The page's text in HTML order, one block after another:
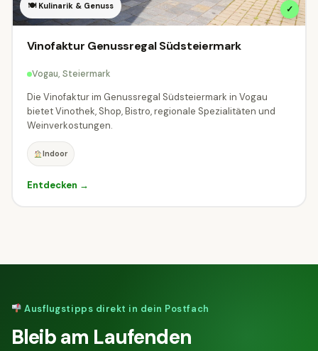
🍽 Kulinarik & Genuss ✓
Vinofaktur Genussregal Südsteiermark
Vogau, Steiermark
Die Vinofaktur im Genussregal Südsteiermark in Vogau
bietet Vinothek, Shop, Bistro, regionale Spezialitäten und
Weinverkostungen.
Indoor
Entdecken →
Ausflugstipps direkt in dein Postfach
Bleib am Laufenden